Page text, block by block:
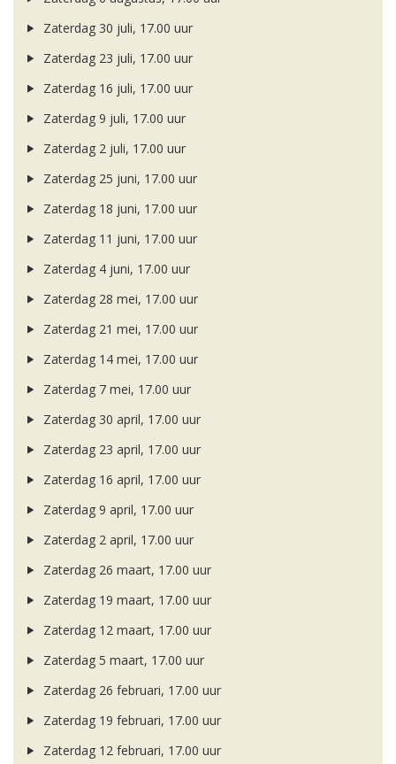
Zaterdag 30 juli, 17.00 uur
Zaterdag 23 juli, 17.00 uur
Zaterdag 16 juli, 17.00 uur
Zaterdag 9 juli, 17.00 uur
Zaterdag 2 juli, 17.00 uur
Zaterdag 25 juni, 17.00 uur
Zaterdag 18 juni, 17.00 uur
Zaterdag 11 juni, 17.00 uur
Zaterdag 4 juni, 17.00 uur
Zaterdag 28 mei, 17.00 uur
Zaterdag 21 mei, 17.00 uur
Zaterdag 14 mei, 17.00 uur
Zaterdag 7 mei, 17.00 uur
Zaterdag 30 april, 17.00 uur
Zaterdag 23 april, 17.00 uur
Zaterdag 16 april, 17.00 uur
Zaterdag 9 april, 17.00 uur
Zaterdag 2 april, 17.00 uur
Zaterdag 26 maart, 17.00 uur
Zaterdag 19 maart, 17.00 uur
Zaterdag 12 maart, 17.00 uur
Zaterdag 5 maart, 17.00 uur
Zaterdag 26 februari, 17.00 uur
Zaterdag 19 februari, 17.00 uur
Zaterdag 12 februari, 17.00 uur